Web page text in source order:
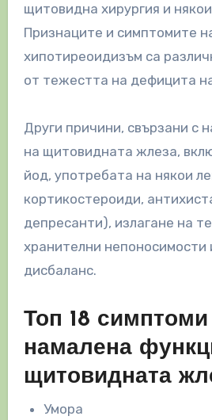
щитовидна хирургия и
Признаците и симптомите
хипотиреоидизъм са
от тежестта на дефицита
Други причини, свързани с
на щитовидната жлеза,
йод, употребата на някои
кортикостероиди,
депресанти), излагане на
хранителни непоносимости
дисбаланс.
Топ 18
намалена
щитовидната
Умора